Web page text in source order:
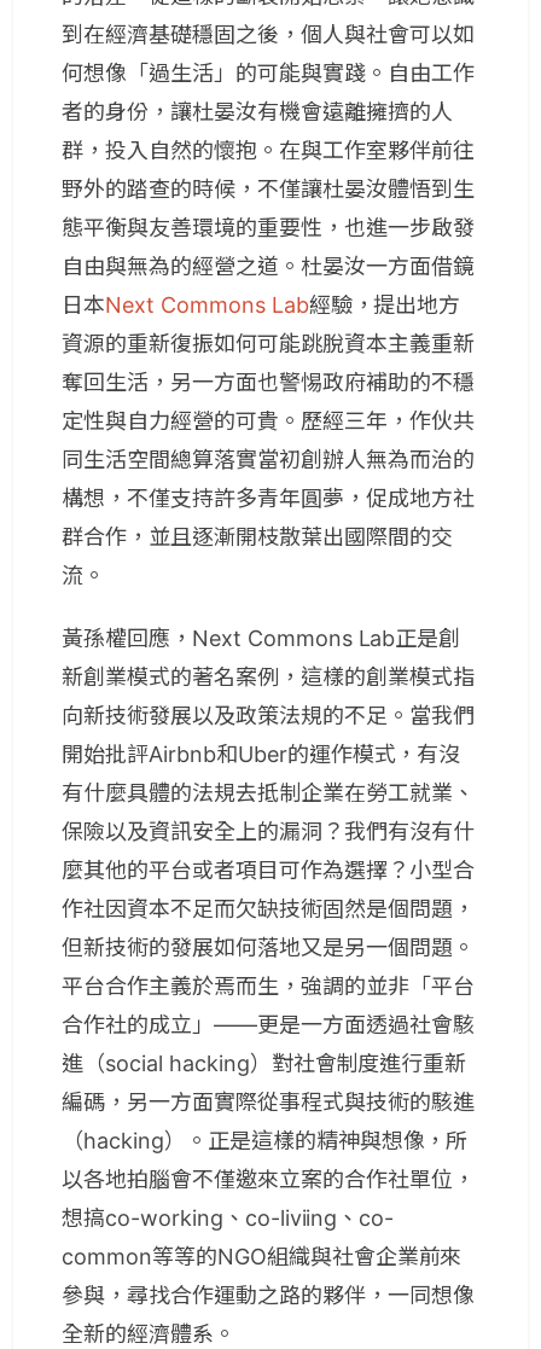
到在經濟基礎穩固之後，個人與社會可以如
何想像「過生活」的可能與實踐。自由工作
者的身份，讓杜晏汝有機會遠離擁擠的人
群，投入自然的懷抱。在與工作室夥伴前往
野外的踏查的時候，不僅讓杜晏汝體悟到生
態平衡與友善環境的重要性，也進一步啟發
自由與無為的經營之道。杜晏汝一方面借鏡
日本Next Commons Lab經驗，提出地方
資源的重新復振如何可能跳脫資本主義重新
奪回生活，另一方面也警惕政府補助的不穩
定性與自力經營的可貴。歷經三年，作伙共
同生活空間總算落實當初創辦人無為而治的
構想，不僅支持許多青年圓夢，促成地方社
群合作，並且逐漸開枝散葉出國際間的交
流。
黃孫權回應，Next Commons Lab正是創
新創業模式的著名案例，這樣的創業模式指
向新技術發展以及政策法規的不足。當我們
開始批評Airbnb和Uber的運作模式，有沒
有什麼具體的法規去抵制企業在勞工就業、
保險以及資訊安全上的漏洞？我們有沒有什
麼其他的平台或者項目可作為選擇？小型合
作社因資本不足而欠缺技術固然是個問題，
但新技術的發展如何落地又是另一個問題。
平台合作主義於焉而生，強調的並非「平台
合作社的成立」——更是一方面透過社會駭
進（social hacking）對社會制度進行重新
編碼，另一方面實際從事程式與技術的駭進
（hacking）。正是這樣的精神與想像，所
以各地拍腦會不僅邀來立案的合作社單位，
想搞co-working、co-liviing、co-
common等等的NGO組織與社會企業前來
參與，尋找合作運動之路的夥伴，一同想像
全新的經濟體系。